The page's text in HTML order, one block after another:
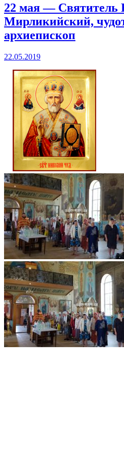
22 мая — Святитель
Мирликийский,
архиепископ
22.05.2019